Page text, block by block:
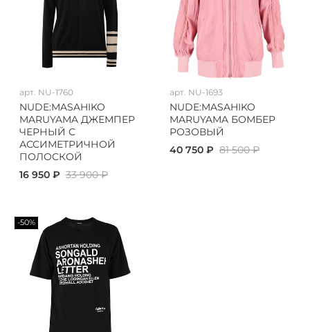
арт. NU-1760
NUDE:MASAHIKO
MARUYAMA ДЖЕМПЕР
ЧЕРНЫЙ С
АССИМЕТРИЧНОЙ
ПОЛОСКОЙ
16 950 ₽ 33 900 ₽
арт. NU-1693
NUDE:MASAHIKO
MARUYAMA БОМБЕР
РОЗОВЫЙ
40 750 ₽ 81 500 ₽
-50%